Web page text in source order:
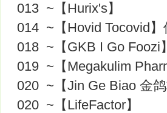
013 ~【Hurix's】
014 ~【Hovid Tocovid】
018 ~【GKB I Go Foozi
019 ~【Megakulim
020 ~【Jin Ge Biao 金
020 ~【LifeFactor】